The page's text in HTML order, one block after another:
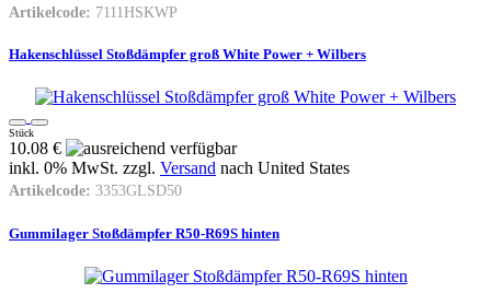
Artikelcode: 7111HSKWP
Hakenschlüssel Stoßdämpfer groß White Power + Wilbers
Stück
10.08 €
inkl. 0% MwSt. zzgl. Versand nach United States
Artikelcode: 3353GLSD50
Gummilager Stoßdämpfer R50-R69S hinten